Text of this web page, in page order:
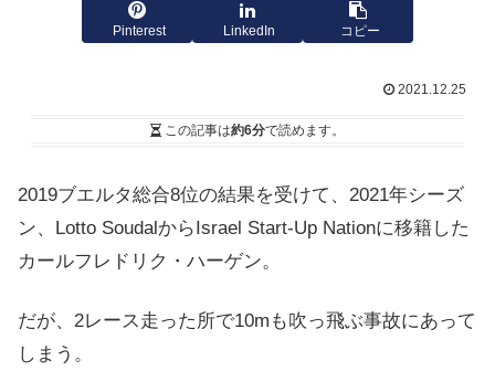
Pinterest LinkedIn コピー
2021.12.25
この記事は約6分で読めます。
2019ブエルタ総合8位の結果を受けて、2021年シーズ
ン、Lotto SoudalからIsrael Start-Up Nationに移籍した
カールフレドリク・ハーゲン。
だが、2レース走った所で10mも吹っ飛ぶ事故にあって
しまう。